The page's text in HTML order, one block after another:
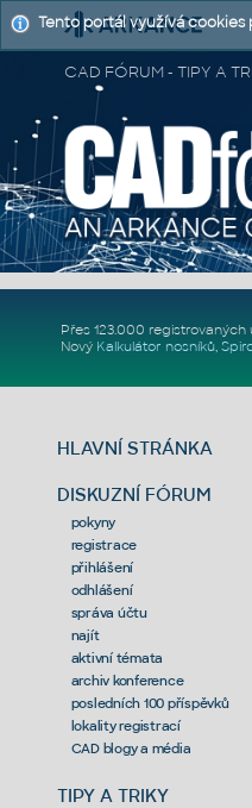
CAD FÓRUM - TIPY A
Přes 123.000 registrovaných
Nový Kalkulátor nosníků,
HLAVNÍ STRÁNKA
DISKUZNÍ FÓRUM
pokyny
registrace
přihlášení
odhlášení
správa účtu
najít
aktivní témata
archiv konference
posledních 100 příspěvků
lokality registrací
CAD blogy a média
TIPY A TRIKY
Tento portál využívá cookies